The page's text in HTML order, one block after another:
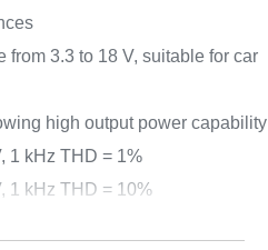
3.3 to 18 V, suitable for car
high output power capability
1 kHz THD = 1%
1 kHz THD = 10%